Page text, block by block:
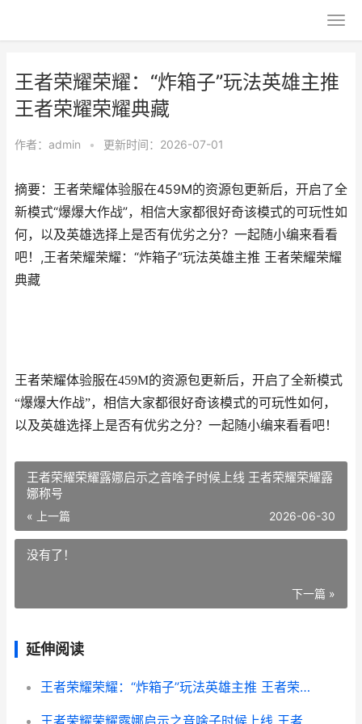
王者荣耀荣耀：“炸箱子”玩法英雄主推
王者荣耀荣耀典藏
作者： admin • 更新时间：2026-07-01
摘要：王者荣耀体验服在459M的资源包更新后，开启了全
新模式“爆爆大作战”，相信大家都很好奇该模式的可玩性如
何，以及英雄选择上是否有优劣之分？一起随小编来看看
吧！,王者荣耀荣耀：“炸箱子”玩法英雄主推 王者荣耀荣耀
典藏
王者荣耀体验服在459M的资源包更新后，开启了全新模式
“爆爆大作战”，相信大家都很好奇该模式的可玩性如何，
以及英雄选择上是否有优劣之分？一起随小编来看看吧！
王者荣耀荣耀露娜启示之音啥子时候上线 王者荣耀荣耀露
娜称号
« 上一篇 2026-06-30
没有了！
下一篇 »
延伸阅读
王者荣耀荣耀：“炸箱子”玩法英雄主推 王者荣耀荣耀典藏
王者荣耀荣耀露娜启示之音啥子时候上线 王者荣耀荣耀露娜称号